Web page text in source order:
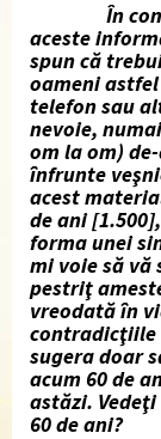
În
aceste
spun că
oameni
telefon sau
nevoie,
om la om)
înfrunte
acest
de ani
forma unei
mi voie să vă
pestriţ
vreodată în
contradicţiile
sugera doar
acum 60 de
astăzi.
60 de ani?